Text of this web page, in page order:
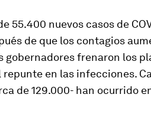
55.400 nuevos casos de
de que los contagios
gobernadores frenaron los
en las infecciones.
de 129.000- han ocurrido